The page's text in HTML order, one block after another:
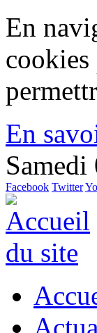
En
En
Facebook Twitter